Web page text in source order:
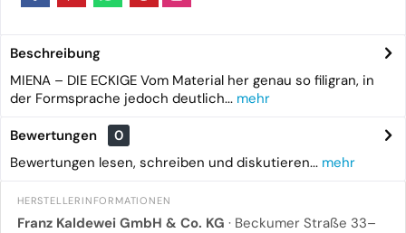
Beschreibung
MIENA – DIE ECKIGE Vom Material her genau so filigran, in
der Formsprache jedoch deutlich... mehr
Bewertungen
0
Bewertungen lesen, schreiben und diskutieren... mehr
HERSTELLERINFORMATIONEN
Franz Kaldewei GmbH & Co. KG · Beckumer Straße 33–